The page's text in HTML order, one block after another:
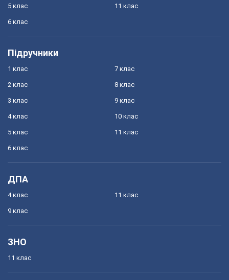
5 клас
6 клас
11 клас
Підручники
1 клас
2 клас
3 клас
4 клас
5 клас
6 клас
7 клас
8 клас
9 клас
10 клас
11 клас
ДПА
4 клас
9 клас
11 клас
ЗНО
11 клас